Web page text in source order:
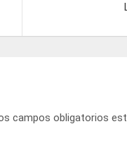
campos obligatorios